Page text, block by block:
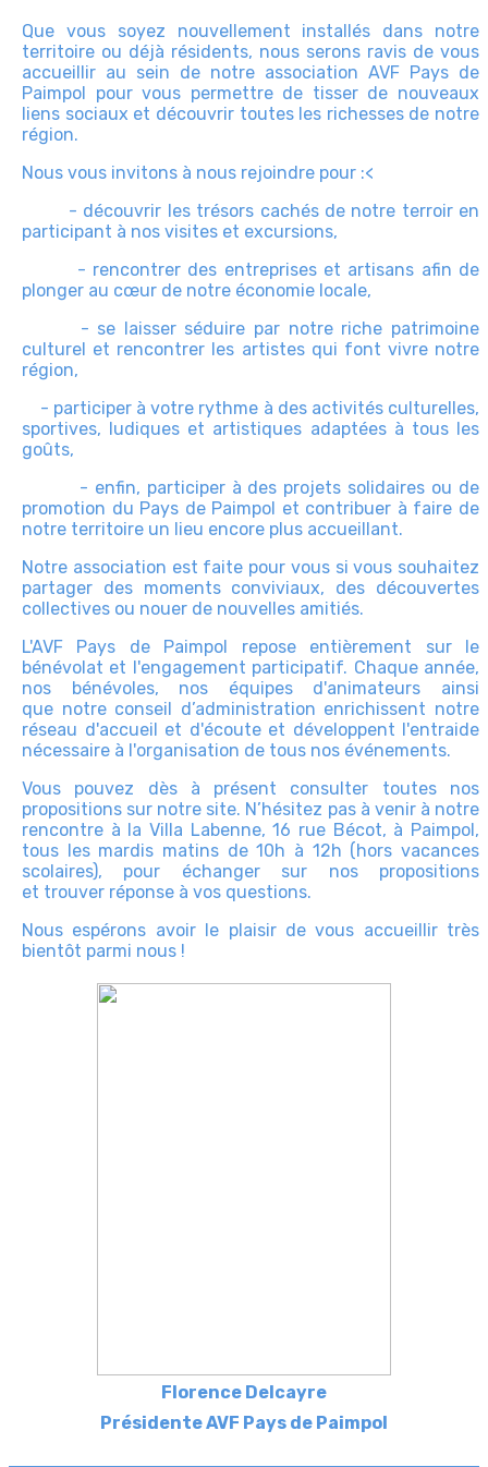
Que vous soyez nouvellement installés dans notre
territoire ou déjà résidents, nous serons ravis de vous
accueillir au sein de notre association AVF Pays de
Paimpol pour vous permettre de tisser de nouveaux
liens sociaux et découvrir toutes les richesses de notre
région.
Nous vous invitons à nous rejoindre pour :<
- découvrir les trésors cachés de notre terroir en
participant à nos visites et excursions,
- rencontrer des entreprises et artisans afin de
plonger au cœur de notre économie locale,
- se laisser séduire par notre riche patrimoine
culturel et rencontrer les artistes qui font vivre notre
région,
- participer à votre rythme à des activités culturelles,
sportives, ludiques et artistiques adaptées à tous les
goûts,
- enfin, participer à des projets solidaires ou de
promotion du Pays de Paimpol et contribuer à faire de
notre territoire un lieu encore plus accueillant.
Notre association est faite pour vous si vous souhaitez
partager des moments conviviaux, des découvertes
collectives ou nouer de nouvelles amitiés.
L'AVF Pays de Paimpol repose entièrement sur le
bénévolat et l'engagement participatif. Chaque année,
nos bénévoles, nos équipes d'animateurs ainsi
que notre conseil d’administration enrichissent notre
réseau d'accueil et d'écoute et développent l'entraide
nécessaire à l'organisation de tous nos événements.
Vous pouvez dès à présent consulter toutes nos
propositions sur notre site. N’hésitez pas à venir à notre
rencontre à la Villa Labenne, 16 rue Bécot, à Paimpol,
tous les mardis matins de 10h à 12h (hors vacances
scolaires), pour échanger sur nos propositions
et trouver réponse à vos questions.
Nous espérons avoir le plaisir de vous accueillir très
bientôt parmi nous !
Florence Delcayre
Présidente AVF Pays de Paimpol